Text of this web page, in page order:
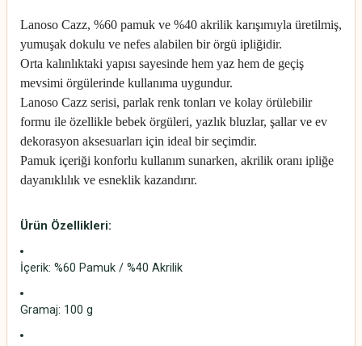
Lanoso Cazz, %60 pamuk ve %40 akrilik karışımıyla üretilmiş,
yumuşak dokulu ve nefes alabilen bir örgü ipliğidir.
Orta kalınlıktaki yapısı sayesinde hem yaz hem de geçiş
mevsimi örgülerinde kullanıma uygundur.
Lanoso Cazz serisi, parlak renk tonları ve kolay örülebilir
formu ile özellikle bebek örgüleri, yazlık bluzlar, şallar ve ev
dekorasyon aksesuarları için ideal bir seçimdir.
Pamuk içeriği konforlu kullanım sunarken, akrilik oranı ipliğe
dayanıklılık ve esneklik kazandırır.
Ürün Özellikleri:
İçerik: %60 Pamuk / %40 Akrilik
Gramaj: 100 g